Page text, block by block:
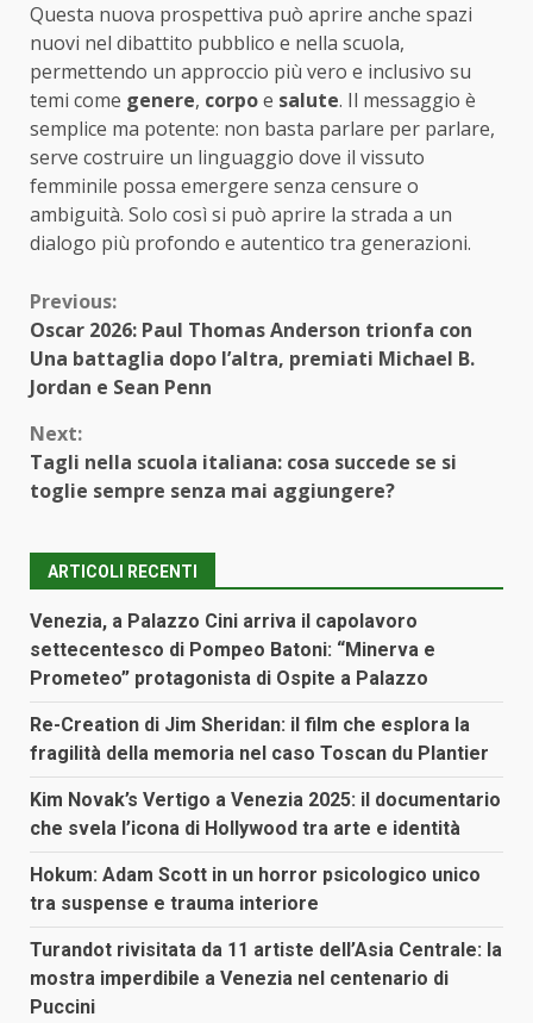
Questa nuova prospettiva può aprire anche spazi
nuovi nel dibattito pubblico e nella scuola,
permettendo un approccio più vero e inclusivo su
temi come genere, corpoe salute. Il messaggio è
semplice ma potente: non basta parlare per parlare,
serve costruire un linguaggio dove il vissuto
femminile possa emergere senza censure o
ambiguità. Solo così si può aprire la strada a un
dialogo più profondo e autentico tra generazioni.
Continue
Reading
Previous:
Oscar 2026: Paul Thomas Anderson trionfa con
Una battaglia dopo l’altra, premiati Michael B.
Jordan e Sean Penn
Next:
Tagli nella scuola italiana: cosa succede se si
toglie sempre senza mai aggiungere?
ARTICOLI RECENTI
Venezia, a Palazzo Cini arriva il capolavoro
settecentesco di Pompeo Batoni: “Minerva e
Prometeo” protagonista di Ospite a Palazzo
Re-Creation di Jim Sheridan: il film che esplora la
fragilità della memoria nel caso Toscan du Plantier
Kim Novak’s Vertigo a Venezia 2025: il documentario
che svela l’icona di Hollywood tra arte e identità
Hokum: Adam Scott in un horror psicologico unico
tra suspense e trauma interiore
Turandot rivisitata da 11 artiste dell’Asia Centrale: la
mostra imperdibile a Venezia nel centenario di
Puccini